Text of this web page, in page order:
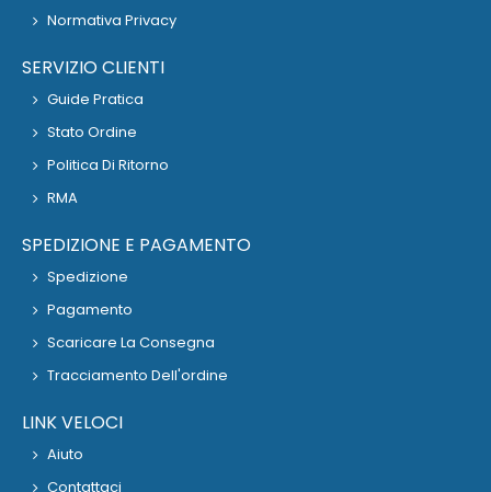
Normativa Privacy
SERVIZIO CLIENTI
Guide Pratica
Stato Ordine
Politica Di Ritorno
RMA
SPEDIZIONE E PAGAMENTO
Spedizione
Pagamento
Scaricare La Consegna
Tracciamento Dell'ordine
LINK VELOCI
Aiuto
Contattaci